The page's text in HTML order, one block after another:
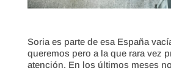
Soria es parte de esa España
queremos pero a la que rara vez
atención. En los últimos meses